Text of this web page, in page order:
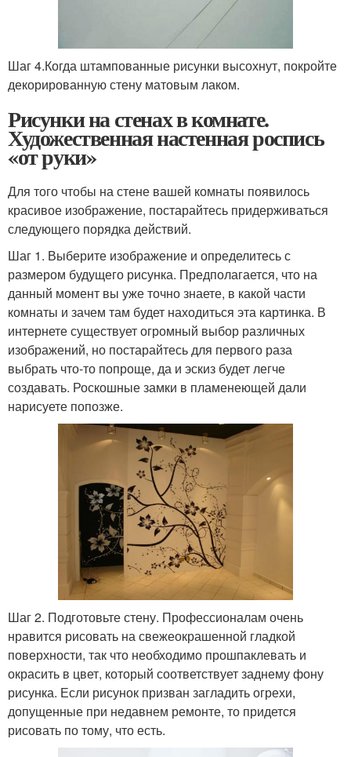
Шаг 4.Когда штампованные рисунки высохнут, покройте
декорированную стену матовым лаком.
Рисунки на стенах в комнате.
Художественная настенная роспись
«от руки»
Для того чтобы на стене вашей комнаты появилось
красивое изображение, постарайтесь придерживаться
следующего порядка действий.
Шаг 1. Выберите изображение и определитесь с
размером будущего рисунка. Предполагается, что на
данный момент вы уже точно знаете, в какой части
комнаты и зачем там будет находиться эта картинка. В
интернете существует огромный выбор различных
изображений, но постарайтесь для первого раза
выбрать что-то попроще, да и эскиз будет легче
создавать. Роскошные замки в пламенеющей дали
нарисуете попозже.
Шаг 2. Подготовьте стену. Профессионалам очень
нравится рисовать на свежеокрашенной гладкой
поверхности, так что необходимо прошпаклевать и
окрасить в цвет, который соответствует заднему фону
рисунка. Если рисунок призван загладить огрехи,
допущенные при недавнем ремонте, то придется
рисовать по тому, что есть.